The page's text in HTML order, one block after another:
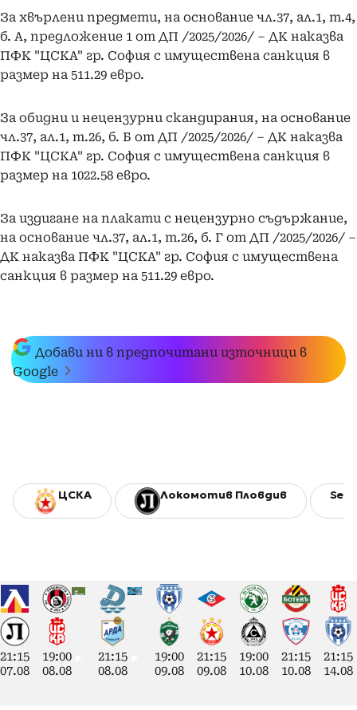
За хвърлени предмети, на основание чл.37, ал.1, т.4,
б. А, предложение 1 от ДП /2025/2026/ – ДК наказва
ПФК "ЦСКА" гр. София с имуществена санкция в
размер на 511.29 евро.
За обидни и нецензурни скандирания, на основание
чл.37, ал.1, т.26, б. Б от ДП /2025/2026/ – ДК наказва
ПФК "ЦСКА" гр. София с имуществена санкция в
размер на 1022.58 евро.
За издигане на плакати с нецензурно съдържание,
на основание чл.37, ал.1, т.26, б. Г от ДП /2025/2026/ –
ДК наказва ПФК "ЦСКА" гр. София с имуществена
санкция в размер на 511.29 евро.
Добави ни в предпочитани източници в
Google
ЦСКА Локомотив Пловдив
21:15
07.08
19:00
08.08
21:15
08.08
19:00
09.08
21:15
09.08
19:00
10.08
21:15
10.08
21:15
14.08